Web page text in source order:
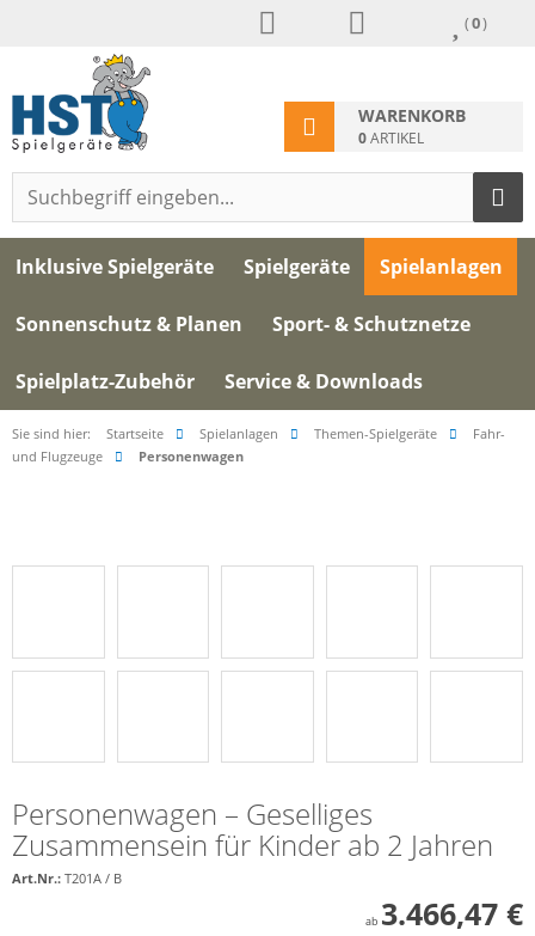
(0)
WARENKORB
0ARTIKEL
Inklusive Spielgeräte Spielgeräte Spielanlagen
Sonnenschutz & Planen Sport- & Schutznetze
Spielplatz-Zubehör Service & Downloads
Sie sind hier: Startseite Spielanlagen Themen-Spielgeräte
Fahr-
und Flugzeuge
Personenwagen
Personenwagen – Geselliges
Zusammensein für Kinder ab 2 Jahren
Art.Nr.: T201A / B
ab 3.466,47 €